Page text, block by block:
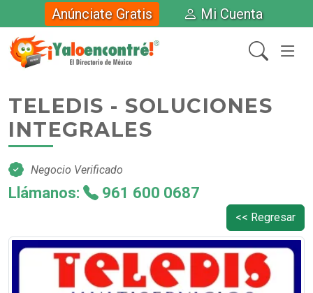
Anúnciate Gratis Mi Cuenta
TELEDIS - SOLUCIONES
INTEGRALES
Negocio Verificado
Llámanos: 961 600 0687
<< Regresar